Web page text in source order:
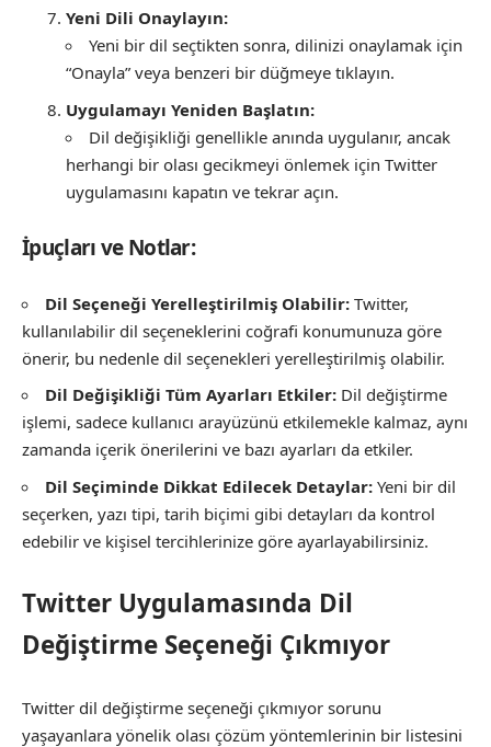
Yeni Dili Onaylayın:
Yeni bir dil seçtikten sonra, dilinizi onaylamak için
“Onayla” veya benzeri bir düğmeye tıklayın.
Uygulamayı Yeniden Başlatın:
Dil değişikliği genellikle anında uygulanır, ancak
herhangi bir olası gecikmeyi önlemek için Twitter
uygulamasını kapatın ve tekrar açın.
İpuçları ve Notlar:
Dil Seçeneği Yerelleştirilmiş Olabilir: Twitter,
kullanılabilir dil seçeneklerini coğrafi konumunuza göre
önerir, bu nedenle dil seçenekleri yerelleştirilmiş olabilir.
Dil Değişikliği Tüm Ayarları Etkiler: Dil değiştirme
işlemi, sadece kullanıcı arayüzünü etkilemekle kalmaz, aynı
zamanda içerik önerilerini ve bazı ayarları da etkiler.
Dil Seçiminde Dikkat Edilecek Detaylar: Yeni bir dil
seçerken, yazı tipi, tarih biçimi gibi detayları da kontrol
edebilir ve kişisel tercihlerinize göre ayarlayabilirsiniz.
Twitter Uygulamasında Dil
Değiştirme Seçeneği Çıkmıyor
Twitter dil değiştirme seçeneği çıkmıyor sorunu
yaşayanlara yönelik olası çözüm yöntemlerinin bir listesini